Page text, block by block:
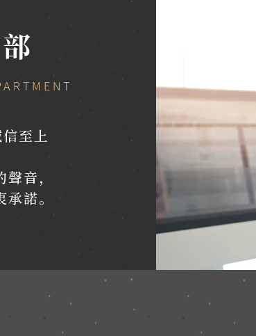
至上
音，
諾。